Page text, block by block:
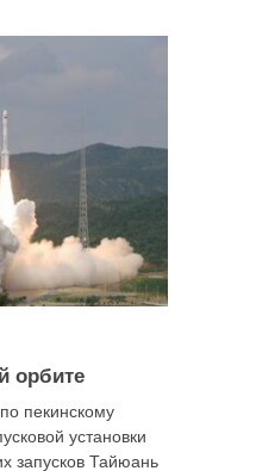
орбите
пекинскому
установки
запусков Тайюань